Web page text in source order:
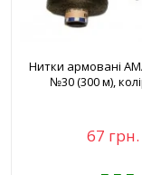
Нитки армовані
№30 (300 м),
67 грн.